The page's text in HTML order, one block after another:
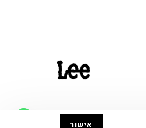
אישור